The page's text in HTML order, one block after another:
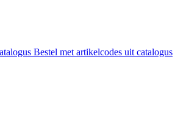
Bestel met artikelcodes uit catalogus